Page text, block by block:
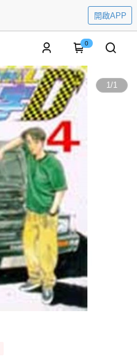
開啟APP
0
1/1